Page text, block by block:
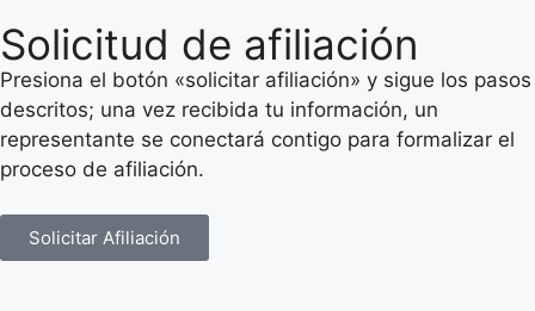
Solicitud de afiliación
Presiona el botón «solicitar afiliación» y sigue los pasos
descritos; una vez recibida tu información, un
representante se conectará contigo para formalizar el
proceso de afiliación.
Solicitar Afiliación